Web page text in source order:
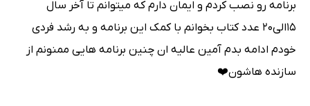
برنامه رو نصب کردم و ایمان دارم که میتوانم تا آخر سال
15الی20 عدد کتاب بخوانم با کمک این برنامه و به رشد فردی
خودم ادامه بدم آمین عالیه ان چنین برنامه هایی ممنونم از
سازنده هاشون❤️